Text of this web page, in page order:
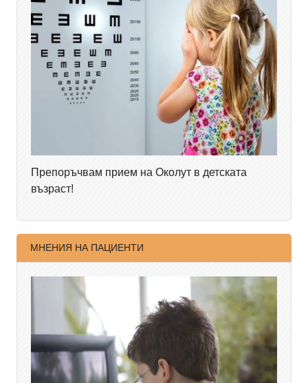
Препоръчвам прием на Околут в детската
възраст!
МНЕНИЯ НА ПАЦИЕНТИ